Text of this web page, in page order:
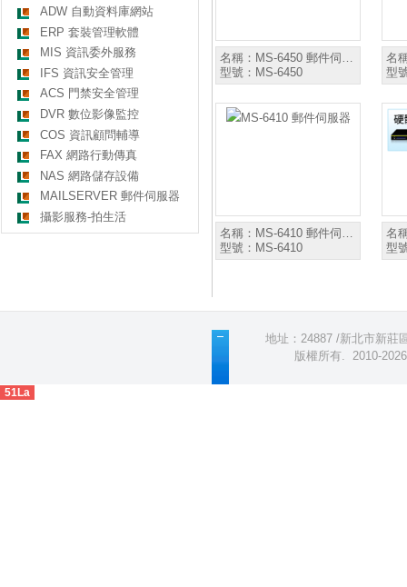
ADW 自動資料庫網站
ERP 套裝管理軟體
MIS 資訊委外服務
IFS 資訊安全管理
ACS 門禁安全管理
DVR 數位影像監控
COS 資訊顧問輔導
FAX 網路行動傳真
NAS 網路儲存設備
MAILSERVER 郵件伺服器
攝影服務-拍生活
名稱： MS-6450 郵件伺…
型號： MS-6450
名
型
名稱： MS-6410 郵件伺…
型號： MS-6410
名
型
地址：24887 /新北市新
版權所有. 2010-
51La